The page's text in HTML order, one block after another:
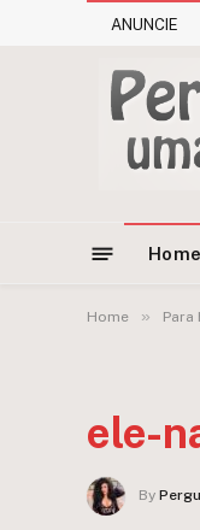
ANUNCIE
Home
Home » Para
ele-
By